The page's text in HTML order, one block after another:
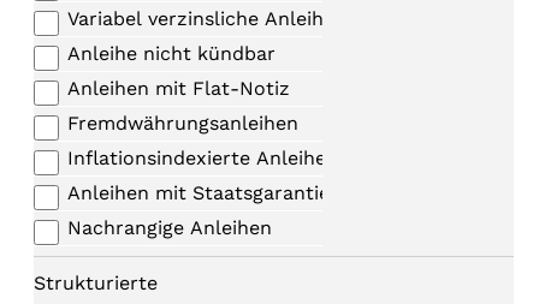
Variabel verzinsliche Anleihen
Anleihe nicht kündbar
Anleihen mit Flat-Notiz
Fremdwährungsanleihen
Inflationsindexierte Anleihen
Anleihen mit Staatsgarantie
Nachrangige Anleihen
Strukturierte